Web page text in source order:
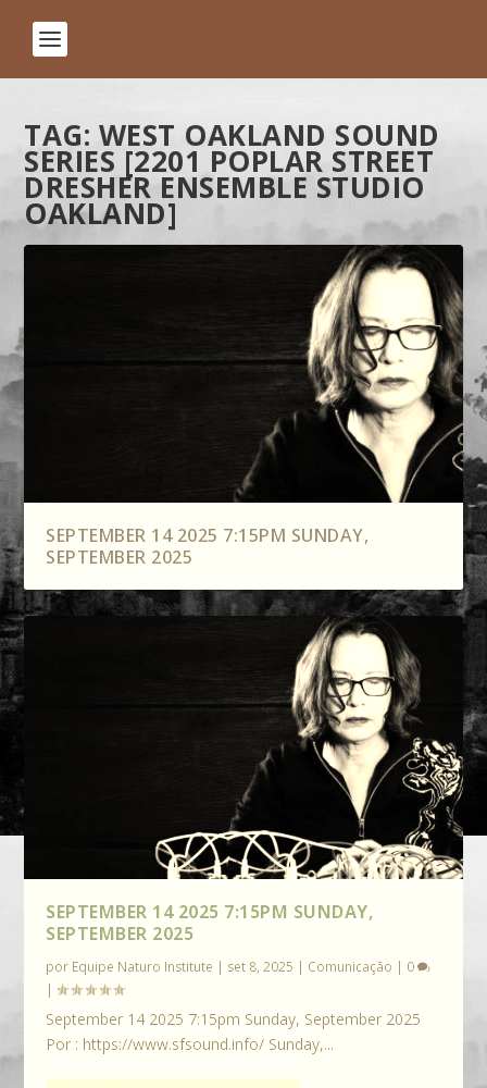
TAG: WEST OAKLAND SOUND
SERIES [2201 POPLAR STREET
DRESHER ENSEMBLE STUDIO
OAKLAND]
SEPTEMBER 14 2025 7:15PM SUNDAY,
SEPTEMBER 2025
SEPTEMBER 14 2025 7:15PM SUNDAY,
SEPTEMBER 2025
por Equipe Naturo Institute | set 8, 2025 | Comunicação | 0
|
September 14 2025 7:15pm Sunday, September 2025
Por : https://www.sfsound.info/ Sunday,...